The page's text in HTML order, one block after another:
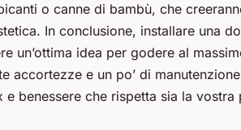
o canne di bambù, che
In conclusione, installare una
un’ottima idea per godere al
accortezze e un po’ di
e benessere che rispetta sia la vostra